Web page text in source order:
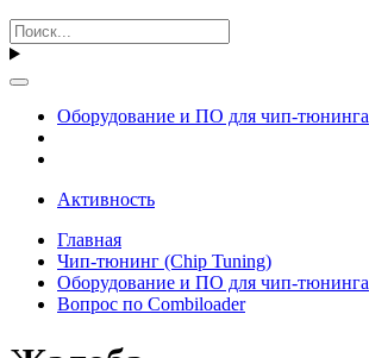
Оборудование и ПО для чип-тюнинга
Активность
Главная
Чип-тюнинг (Chip Tuning)
Оборудование и ПО для чип-тюнинга
Вопрос по Combiloader